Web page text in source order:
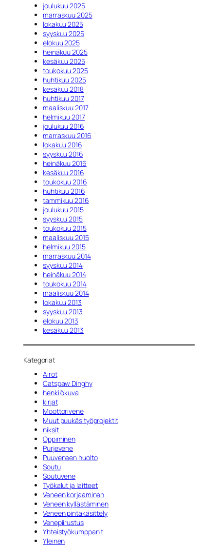
joulukuu 2025
marraskuu 2025
lokakuu 2025
syyskuu 2025
elokuu 2025
heinäkuu 2025
kesäkuu 2025
toukokuu 2025
huhtikuu 2025
kesäkuu 2018
huhtikuu 2017
maaliskuu 2017
helmikuu 2017
joulukuu 2016
marraskuu 2016
lokakuu 2016
syyskuu 2016
heinäkuu 2016
kesäkuu 2016
toukokuu 2016
huhtikuu 2016
tammikuu 2016
joulukuu 2015
syyskuu 2015
toukokuu 2015
maaliskuu 2015
helmikuu 2015
marraskuu 2014
syyskuu 2014
heinäkuu 2014
toukokuu 2014
maaliskuu 2014
lokakuu 2013
syyskuu 2013
elokuu 2013
kesäkuu 2013
Kategoriat
Airot
Catspaw Dinghy
henkilökuva
kirjat
Moottorivene
Muut puukäsityöprojektit
niksit
Oppiminen
Purjevene
Puuveneen huolto
Soutu
Soutuvene
Työkalut ja laitteet
Veneen korjaaminen
Veneen kyllästäminen
Veneen pintakäsittely
Venepiirustus
Yhteistyökumppanit
Yleinen